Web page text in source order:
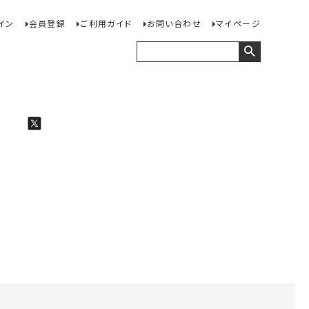
ン 会員登録 ご利用ガイド お問い合わせ マイページ